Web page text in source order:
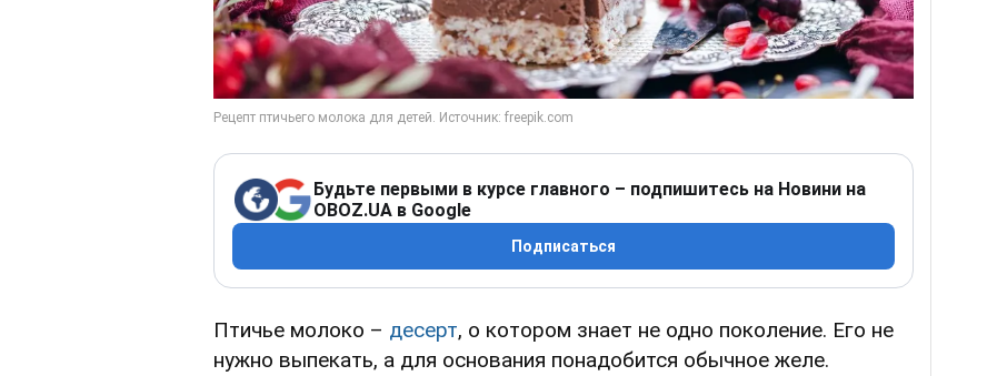
Будьте первыми в курсе главного – подпишитесь на Новини на
OBOZ.UA в Google
Подписаться
Птичье молоко – десерт, о котором знает не одно поколение. Его не
нужно выпекать, а для основания понадобится обычное желе.